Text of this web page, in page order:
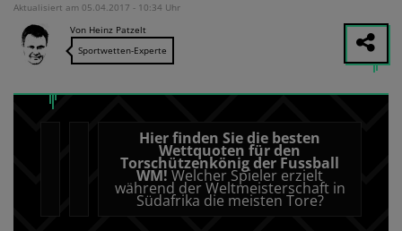
Aktualisiert am 05.04.2017 - 10:34 Uhr
Von Heinz Patzelt
Sportwetten-Experte
Hier finden Sie die besten
Wettquoten für den
Torschützenkönig der Fussball
WM! Welcher Spieler erzielt
während der Weltmeisterschaft in
Südafrika die meisten Tore?